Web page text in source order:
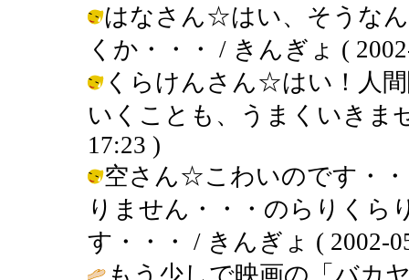
はなさん☆はい、そうな
くか・・・ / きんぎょ (
くらけんさん☆はい！人
いくことも、うまくいきま
17:23 )
空さん☆こわいのです・
りません・・・のらりくら
す・・・ / きんぎょ ( 2002-
もう少しで映画の「バカ